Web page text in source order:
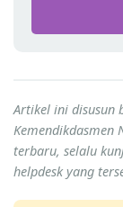
Artikel ini disusun
Kemendikdasmen
terbaru, selalu
helpdesk yang